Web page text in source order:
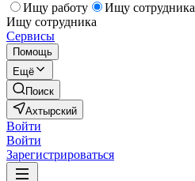
Ищу работу
Ищу сотрудника
Ищу сотрудника
Сервисы
Помощь
Ещё
Поиск
Ахтырский
Войти
Войти
Зарегистрироваться